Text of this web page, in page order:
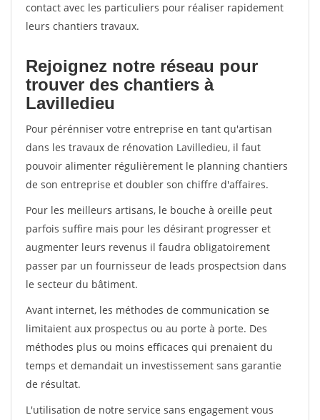
contact avec les particuliers pour réaliser rapidement
leurs chantiers travaux.
Rejoignez notre réseau pour
trouver des chantiers à
Lavilledieu
Pour pérénniser votre entreprise en tant qu'artisan
dans les travaux de rénovation Lavilledieu, il faut
pouvoir alimenter régulièrement le planning chantiers
de son entreprise et doubler son chiffre d'affaires.
Pour les meilleurs artisans, le bouche à oreille peut
parfois suffire mais pour les désirant progresser et
augmenter leurs revenus il faudra obligatoirement
passer par un fournisseur de leads prospectsion dans
le secteur du bâtiment.
Avant internet, les méthodes de communication se
limitaient aux prospectus ou au porte à porte. Des
méthodes plus ou moins efficaces qui prenaient du
temps et demandait un investissement sans garantie
de résultat.
L'utilisation de notre service sans engagement vous